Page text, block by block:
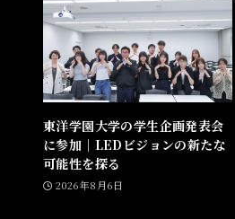
東洋学園大学の学生企画発表会
に参加｜LEDビジョンの新たな
可能性を探る
2026年8月6日